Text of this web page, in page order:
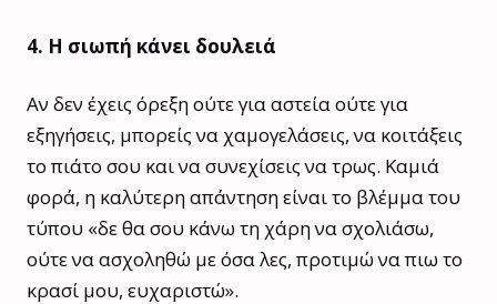
4. Η σιωπή κάνει δουλειά
Αν δεν έχεις όρεξη ούτε για αστεία ούτε για
εξηγήσεις, μπορείς να χαμογελάσεις, να κοιτάξεις
το πιάτο σου και να συνεχίσεις να τρως. Καμιά
φορά, η καλύτερη απάντηση είναι το βλέμμα του
τύπου «δε θα σου κάνω τη χάρη να σχολιάσω,
ούτε να ασχοληθώ με όσα λες, προτιμώ να πιω το
κρασί μου, ευχαριστώ».